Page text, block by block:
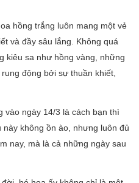
hồng trắng luôn mang một vẻ
và đầy sâu lắng. Không quá
kiêu sa như hồng vàng, những
động bởi sự thuần khiết,
vào ngày 14/3 là cách bạn thì
không ồn ào, nhưng luôn đủ
nay, mà là cả những ngày sau